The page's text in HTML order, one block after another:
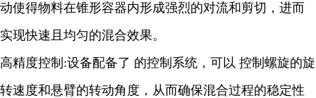
动使得物料在锥形容器内形成强烈的对流和剪切，进而
实现快速且均匀的混合效果。
高精度控制:设备配备了 的控制系统，可以 控制螺旋的旋
转速度和悬臂的转动角度，从而确保混合过程的稳定性